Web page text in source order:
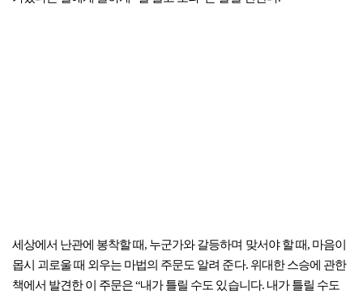
세상에서 난관에 봉착할 때, 누군가와 갈등하며 맞서야 할 때, 마음이
몹시 괴로울 때 외우는 마법의 주문도 알려 준다. 위대한 스승에 관한
책에서 발견한 이 주문은 “내가 틀릴 수도 있습니다. 내가 틀릴 수도